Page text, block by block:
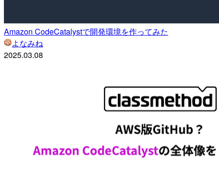
Amazon CodeCatalystで開発環境を作ってみた
よなみね
2025.03.08